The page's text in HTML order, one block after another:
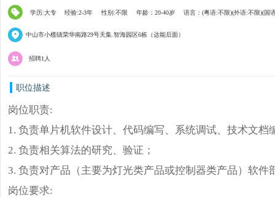
学历:大专 经验:2-3年 性别:不限 年龄：20-40岁 语言：(粤语:不限)(外语:不限)(国
中山市小榄镇荣华南路29号天集.智海园区6栋（达能后面）
招聘1人
职位描述
岗位职责:
1. 负责单片机软件设计、代码编写、系统调试、技术文档
2. 负责相关算法的研究、验证；
3. 负责对产品（主要为灯光类产品或控制器类产品）软件
岗位要求: